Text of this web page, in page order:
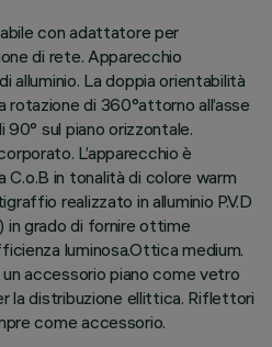
con adattatore per
di rete. Apparecchio
alluminio. La doppia orientabilità
di 360°attorno all’asse
90° sul piano orizzontale.
L’apparecchio è
in tonalità di colore warm
realizzato in alluminio P.V.D
in grado di fornire ottime
luminosa.Ottica medium.
accessorio piano come vetro
la distribuzione ellittica. Riflettori
come accessorio.